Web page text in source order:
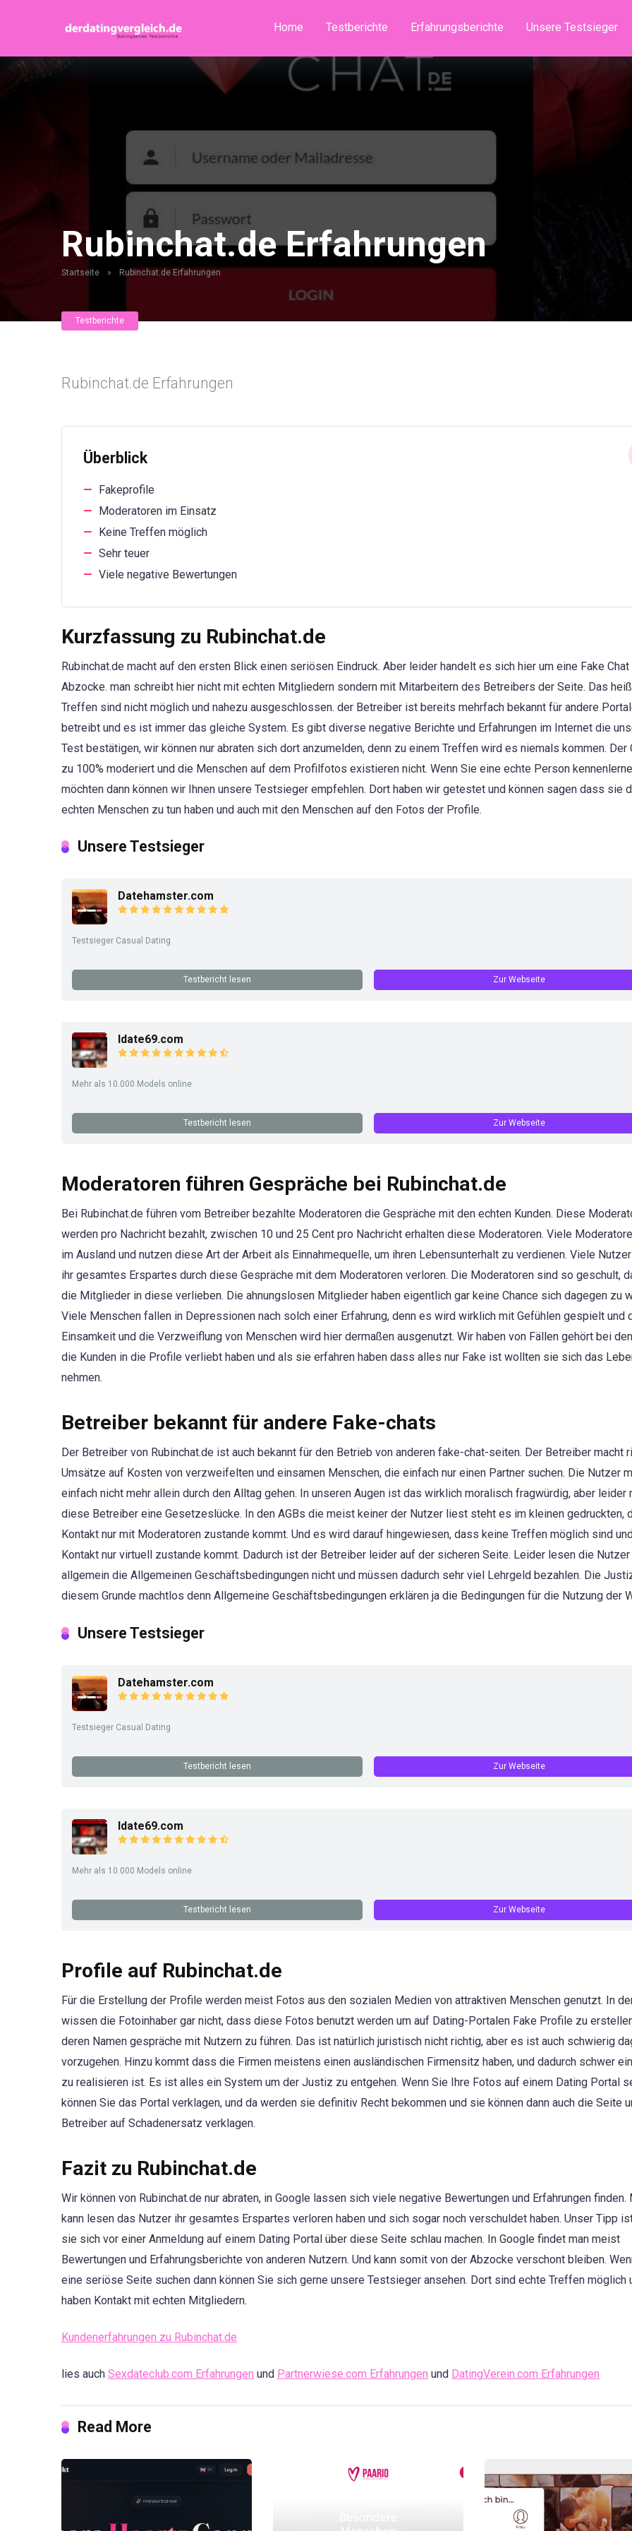
Home Testberichte Erfahrungsberichte Unsere Testsieger
Rubinchat.de Erfahrungen
Startseite » Rubinchat.de Erfahrungen
Testberichte
Rubinchat.de Erfahrungen
Überblick
Fakeprofile
Moderatoren im Einsatz
Keine Treffen möglich
Sehr teuer
Viele negative Bewertungen
Kurzfassung zu Rubinchat.de
Rubinchat.de macht auf den ersten Blick einen seriösen Eindruck. Aber leider handelt es sich hier um eine Fake Chat
Abzocke. man schreibt hier nicht mit echten Mitgliedern sondern mit Mitarbeitern des Betreibers der Seite. Das
Treffen sind nicht möglich und nahezu ausgeschlossen. der Betreiber ist bereits mehrfach bekannt für andere
betreibt und es ist immer das gleiche System. Es gibt diverse negative Berichte und Erfahrungen im Internet die
Test bestätigen, wir können nur abraten sich dort anzumelden, denn zu einem Treffen wird es niemals kommen. Der
zu 100% moderiert und die Menschen auf dem Profilfotos existieren nicht. Wenn Sie eine echte Person
möchten dann können wir Ihnen unsere Testsieger empfehlen. Dort haben wir getestet und können sagen dass sie
echten Menschen zu tun haben und auch mit den Menschen auf den Fotos der Profile.
Unsere Testsieger
Datehamster.com
Testsieger Casual Dating
Testbericht lesen Zur Webseite
Idate69.com
Mehr als 10.000 Models online
Testbericht lesen Zur Webseite
Moderatoren führen Gespräche bei Rubinchat.de
Bei Rubinchat.de führen vom Betreiber bezahlte Moderatoren die Gespräche mit den echten Kunden. Diese
werden pro Nachricht bezahlt, zwischen 10 und 25 Cent pro Nachricht erhalten diese Moderatoren. Viele
im Ausland und nutzen diese Art der Arbeit als Einnahmequelle, um ihren Lebensunterhalt zu verdienen. Viele
ihr gesamtes Erspartes durch diese Gespräche mit dem Moderatoren verloren. Die Moderatoren sind so geschult,
die Mitglieder in diese verlieben. Die ahnungslosen Mitglieder haben eigentlich gar keine Chance sich dagegen zu
Viele Menschen fallen in Depressionen nach solch einer Erfahrung, denn es wird wirklich mit Gefühlen gespielt und
Einsamkeit und die Verzweiflung von Menschen wird hier dermaßen ausgenutzt. Wir haben von Fällen gehört bei
die Kunden in die Profile verliebt haben und als sie erfahren haben dass alles nur Fake ist wollten sie sich das
nehmen.
Betreiber bekannt für andere Fake-chats
Der Betreiber von Rubinchat.de ist auch bekannt für den Betrieb von anderen fake-chat-seiten. Der Betreiber macht
Umsätze auf Kosten von verzweifelten und einsamen Menschen, die einfach nur einen Partner suchen. Die Nutzer
einfach nicht mehr allein durch den Alltag gehen. In unseren Augen ist das wirklich moralisch fragwürdig, aber leider
diese Betreiber eine Gesetzeslücke. In den AGBs die meist keiner der Nutzer liest steht es im kleinen gedruckten,
Kontakt nur mit Moderatoren zustande kommt. Und es wird darauf hingewiesen, dass keine Treffen möglich sind
Kontakt nur virtuell zustande kommt. Dadurch ist der Betreiber leider auf der sicheren Seite. Leider lesen die Nutzer
allgemein die Allgemeinen Geschäftsbedingungen nicht und müssen dadurch sehr viel Lehrgeld bezahlen. Die
diesem Grunde machtlos denn Allgemeine Geschäftsbedingungen erklären ja die Bedingungen für die Nutzung der
Unsere Testsieger
Datehamster.com
Testsieger Casual Dating
Testbericht lesen Zur Webseite
Idate69.com
Mehr als 10.000 Models online
Testbericht lesen Zur Webseite
Profile auf Rubinchat.de
Für die Erstellung der Profile werden meist Fotos aus den sozialen Medien von attraktiven Menschen genutzt. In
wissen die Fotoinhaber gar nicht, dass diese Fotos benutzt werden um auf Dating-Portalen Fake Profile zu
deren Namen gespräche mit Nutzern zu führen. Das ist natürlich juristisch nicht richtig, aber es ist auch schwierig
vorzugehen. Hinzu kommt dass die Firmen meistens einen ausländischen Firmensitz haben, und dadurch schwer
zu realisieren ist. Es ist alles ein System um der Justiz zu entgehen. Wenn Sie Ihre Fotos auf einem Dating Portal
können Sie das Portal verklagen, und da werden sie definitiv Recht bekommen und sie können dann auch die Seite
Betreiber auf Schadenersatz verklagen.
Fazit zu Rubinchat.de
Wir können von Rubinchat.de nur abraten, in Google lassen sich viele negative Bewertungen und Erfahrungen finden.
kann lesen das Nutzer ihr gesamtes Erspartes verloren haben und sich sogar noch verschuldet haben. Unser Tipp
sie sich vor einer Anmeldung auf einem Dating Portal über diese Seite schlau machen. In Google findet man meist
Bewertungen und Erfahrungsberichte von anderen Nutzern. Und kann somit von der Abzocke verschont bleiben.
eine seriöse Seite suchen dann können Sie sich gerne unsere Testsieger ansehen. Dort sind echte Treffen möglich
haben Kontakt mit echten Mitgliedern.
Kundenerfahrungen zu Rubinchat.de
lies auch Sexdateclub.com Erfahrungen und Partnerwiese.com Erfahrungen und DatingVerein.com Erfahrungen
Read More